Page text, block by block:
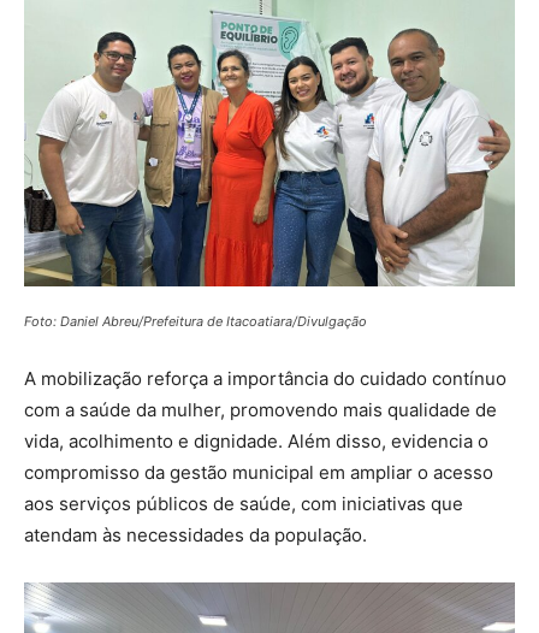
Foto: Daniel Abreu/Prefeitura de Itacoatiara/Divulgação
A mobilização reforça a importância do cuidado contínuo
com a saúde da mulher, promovendo mais qualidade de
vida, acolhimento e dignidade. Além disso, evidencia o
compromisso da gestão municipal em ampliar o acesso
aos serviços públicos de saúde, com iniciativas que
atendam às necessidades da população.